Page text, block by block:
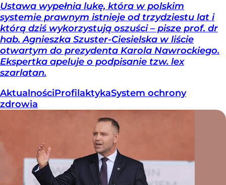
Ustawa wypełnia lukę, która w polskim
systemie prawnym istnieje od trzydziestu lat i
którą dziś wykorzystują oszuści – pisze prof. dr
hab. Agnieszka Szuster-Ciesielska w liście
otwartym do prezydenta Karola Nawrockiego.
Ekspertka apeluje o podpisanie tzw. lex
szarlatan.
AktualnościProfilaktykaSystem ochrony
zdrowia